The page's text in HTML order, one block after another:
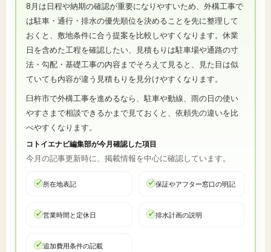
8月は日程や納期の確認が重要になりやすいため、外構工事で
は駐車・通行・排水の優先順位を決めることを先に整理して
おくと、敷地条件に合う提案を比較しやすくなります。休業
日を含めた工程を確認したい、見積もりは駐車場や通路の寸
法・勾配・基礎工事の内容までそろえて見ると、見た目は似
ていても内容が違う見積もりを見分けやすくなります。
臼杵市で外構工事を進めるなら、駐車や動線、雨の日の使い
やすさまで相談できるかまで見ておくと、依頼先の違いを比
べやすくなります。
コトイエナビ編集部が今月確認した項目
今月の記事更新時に、掲載情報を中心に確認しています。
所在地表記 保証やアフター窓口の明記
営業時間と定休日 排水計画の説明
追加費用条件の記載